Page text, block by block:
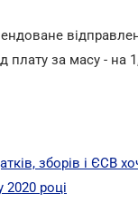
плату за масу - на
зборів і ЄСВ
2020 році